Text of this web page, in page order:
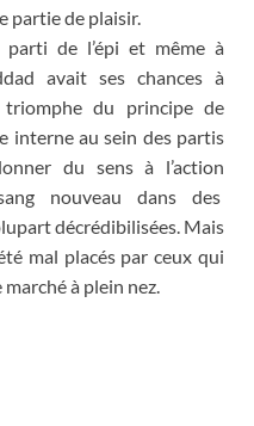
partie de plaisir.
parti de l’épi et même à
avait ses chances à
du principe de
interne au sein des partis
du sens à l’action
nouveau dans des
décrédibilisées. Mais
mal placés par ceux qui
à plein nez.